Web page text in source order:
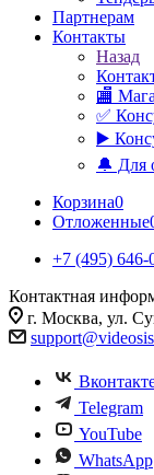
Партнерам
Контакты
Назад
🏬
✅️
▶️
🔔 Для
Корзина0
Отложенные
+7 (495) 646-
Контактная
г. Москва, ул.
Telegram
YouTube
WhatsApp